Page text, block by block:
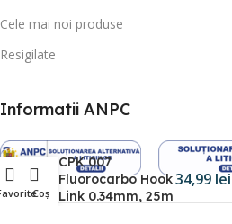
Cele mai noi produse
Resigilate
Informatii ANPC
CPK 007
Fluorocarbo Hook
Link 0.34mm, 25m
34,99lei
Coș